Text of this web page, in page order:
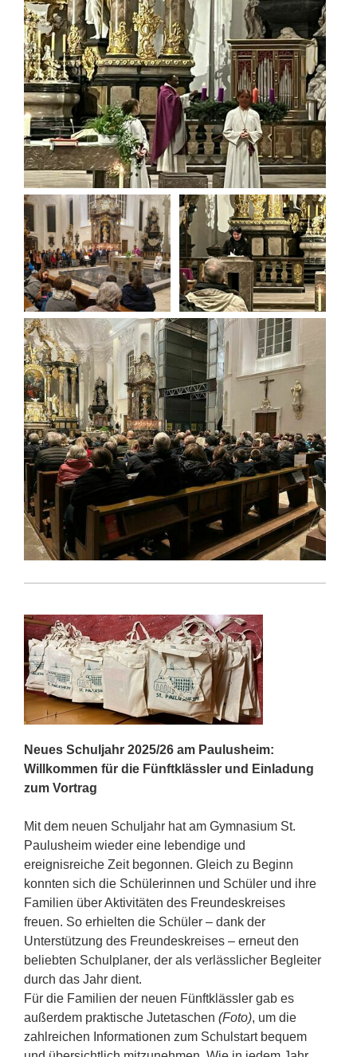
Neues Schuljahr 2025/26 am Paulusheim:
Willkommen für die Fünftklässler und Einladung
zum Vortrag
Mit dem neuen Schuljahr hat am Gymnasium St.
Paulusheim wieder eine lebendige und
ereignisreiche Zeit begonnen. Gleich zu Beginn
konnten sich die Schülerinnen und Schüler und ihre
Familien über Aktivitäten des Freundeskreises
freuen. So erhielten die Schüler – dank der
Unterstützung des Freundeskreises – erneut den
beliebten Schulplaner, der als verlässlicher Begleiter
durch das Jahr dient.
Für die Familien der neuen Fünftklässler gab es
außerdem praktische Jutetaschen (Foto), um die
zahlreichen Informationen zum Schulstart bequem